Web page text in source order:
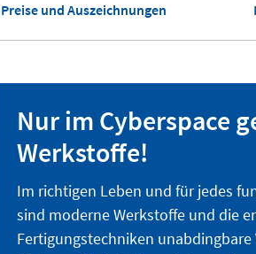
Preise und Auszeichnungen
Nur im Cyberspace
Werkstoffe!
Im richtigen Leben und für jedes
sind moderne Werkstoffe und die
Fertigungstechniken unabdingbare